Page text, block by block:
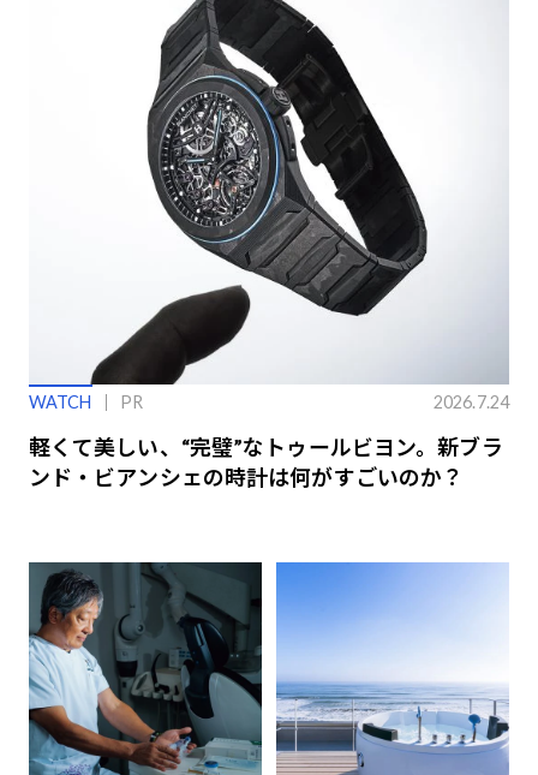
WATCH PR 2026.7.24
軽くて美しい、“完璧”なトゥールビヨン。新ブラ
ンド・ビアンシェの時計は何がすごいのか？